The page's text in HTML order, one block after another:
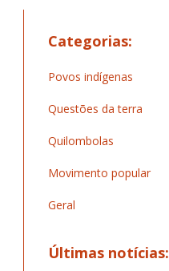
Categorias:
Povos indígenas
Questões da terra
Quilombolas
Movimento popular
Geral
Últimas notícias: